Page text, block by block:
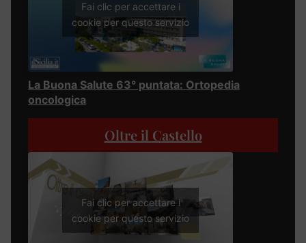
Fai clic per accettare i
cookie per questo servizio
La Buona Salute 63° puntata: Ortopedia
oncologica
Oltre il Castello
Fai clic per accettare i
cookie per questo servizio